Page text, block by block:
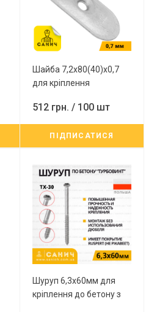
Шайба 7,2х80(40)х0,7
для кріплення
оцинкований
512 грн. / 100 шт
ПІДПИСАТИСЯ
Шуруп 6,3x60мм для
кріплення до бетону з